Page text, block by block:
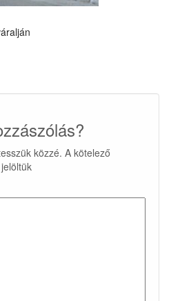
közzé. A kötelező